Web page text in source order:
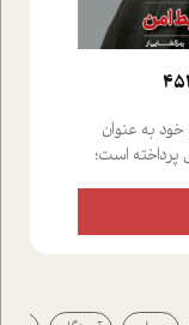
به عنوان
است؛
کرده ایم
بپردازیم.فصل
به سراغ افرادی